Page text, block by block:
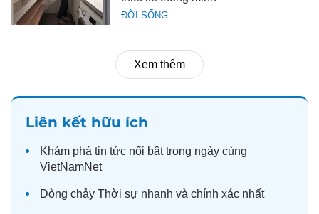
ĐỜI SỐNG
Xem thêm
Liên kết hữu ích
Khám phá tin tức nổi bật trong ngày cùng
VietNamNet
Dòng chảy Thời sự nhanh và chính xác nhất